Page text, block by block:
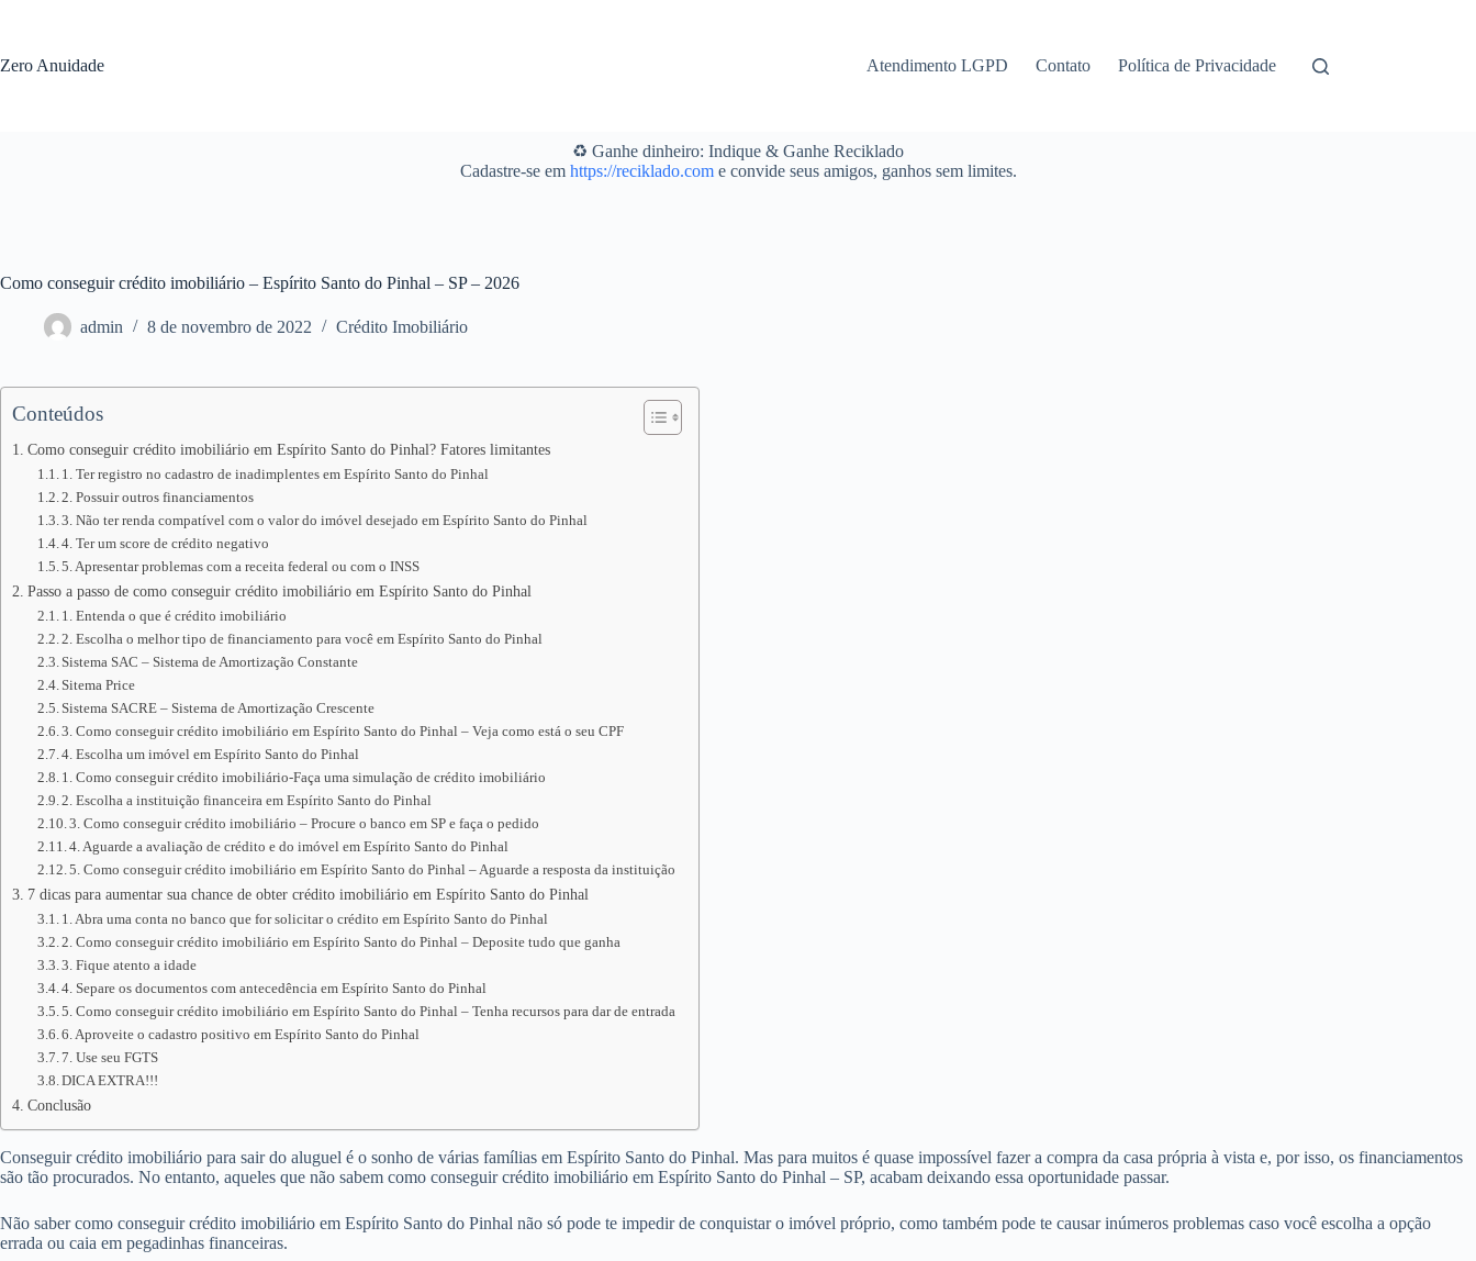
conteúdo
Zero Anuidade Atendimento LGPD Contato Política de Privacidade
♻️ Ganhe dinheiro: Indique & Ganhe Reciklado
Cadastre-se em https://reciklado.come convide seus amigos, ganhos sem limites.
Como conseguir crédito imobiliário – Espírito Santo do Pinhal – SP – 2026
admin 8 de novembro de 2022 Crédito Imobiliário
Conteúdos
Como conseguir crédito imobiliário em Espírito Santo do Pinhal? Fatores limitantes
1. Ter registro no cadastro de inadimplentes em Espírito Santo do Pinhal
2. Possuir outros financiamentos
3. Não ter renda compatível com o valor do imóvel desejado em Espírito Santo do Pinhal
4. Ter um score de crédito negativo
5. Apresentar problemas com a receita federal ou com o INSS
Passo a passo de como conseguir crédito imobiliário em Espírito Santo do Pinhal
1. Entenda o que é crédito imobiliário
2. Escolha o melhor tipo de financiamento para você em Espírito Santo do Pinhal
Sistema SAC – Sistema de Amortização Constante
Sitema Price
Sistema SACRE – Sistema de Amortização Crescente
3. Como conseguir crédito imobiliário em Espírito Santo do Pinhal – Veja como está o seu CPF
4. Escolha um imóvel em Espírito Santo do Pinhal
1. Como conseguir crédito imobiliário-Faça uma simulação de crédito imobiliário
2. Escolha a instituição financeira em Espírito Santo do Pinhal
3. Como conseguir crédito imobiliário – Procure o banco em SP e faça o pedido
4. Aguarde a avaliação de crédito e do imóvel em Espírito Santo do Pinhal
5. Como conseguir crédito imobiliário em Espírito Santo do Pinhal – Aguarde a resposta da instituição
7 dicas para aumentar sua chance de obter crédito imobiliário em Espírito Santo do Pinhal
1. Abra uma conta no banco que for solicitar o crédito em Espírito Santo do Pinhal
2. Como conseguir crédito imobiliário em Espírito Santo do Pinhal – Deposite tudo que ganha
3. Fique atento a idade
4. Separe os documentos com antecedência em Espírito Santo do Pinhal
5. Como conseguir crédito imobiliário em Espírito Santo do Pinhal – Tenha recursos para dar de entrada
6. Aproveite o cadastro positivo em Espírito Santo do Pinhal
7. Use seu FGTS
DICA EXTRA!!!
Conclusão
Conseguir crédito imobiliário para sair do aluguel é o sonho de várias famílias em Espírito Santo do Pinhal. Mas para muitos é quase impossível fazer a compra da casa própria à vista e, por isso, os financiamentos
são tão procurados. No entanto, aqueles que não sabem como conseguir crédito imobiliário em Espírito Santo do Pinhal – SP, acabam deixando essa oportunidade passar.
Não saber como conseguir crédito imobiliário em Espírito Santo do Pinhal não só pode te impedir de conquistar o imóvel próprio, como também pode te causar inúmeros problemas caso você escolha a opção
errada ou caia em pegadinhas financeiras.